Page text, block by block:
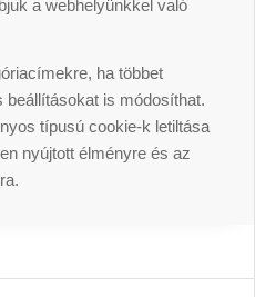
a webhelyünkkel való
ha többet
is módosíthat.
típusú cookie-k letiltása
nyújtott élményre és az